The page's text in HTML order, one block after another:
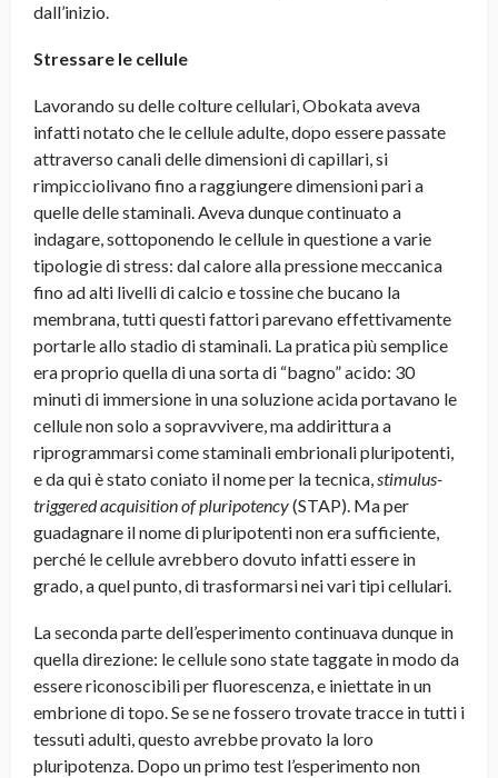
dall’inizio.
Stressare le cellule
Lavorando su delle colture cellulari, Obokata aveva
infatti notato che le cellule adulte, dopo essere passate
attraverso canali delle dimensioni di capillari, si
rimpicciolivano fino a raggiungere dimensioni pari a
quelle delle staminali. Aveva dunque continuato a
indagare, sottoponendo le cellule in questione a varie
tipologie di stress: dal calore alla pressione meccanica
fino ad alti livelli di calcio e tossine che bucano la
membrana, tutti questi fattori parevano effettivamente
portarle allo stadio di staminali. La pratica più semplice
era proprio quella di una sorta di “bagno” acido: 30
minuti di immersione in una soluzione acida portavano le
cellule non solo a sopravvivere, ma addirittura a
riprogrammarsi come staminali embrionali pluripotenti,
e da qui è stato coniato il nome per la tecnica,stimulus-
triggered acquisition of pluripotency(STAP). Ma per
guadagnare il nome di pluripotenti non era sufficiente,
perché le cellule avrebbero dovuto infatti essere in
grado, a quel punto, di trasformarsi nei vari tipi cellulari.
La seconda parte dell’esperimento continuava dunque in
quella direzione: le cellule sono state taggate in modo da
essere riconoscibili per fluorescenza, e iniettate in un
embrione di topo. Se se ne fossero trovate tracce in tutti i
tessuti adulti, questo avrebbe provato la loro
pluripotenza. Dopo un primo test l’esperimento non